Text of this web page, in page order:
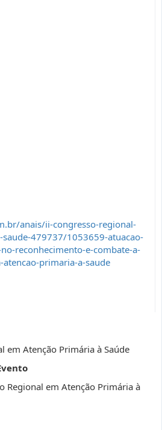
anais/ii-congresso-regional-
479737/1053659-atuacao-
reconhecimento-e-combate-a-
primaria-a-saude
em Atenção Primária à Saúde
Regional em Atenção Primária à